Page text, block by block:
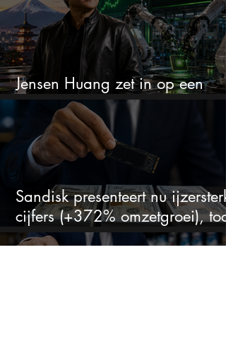
Jensen Huang zet in op een
aandeel dat bijna niemand kent
Sandisk presenteert nu
cijfers (+372% omzetgroei), toch
zakt het aandeel weg